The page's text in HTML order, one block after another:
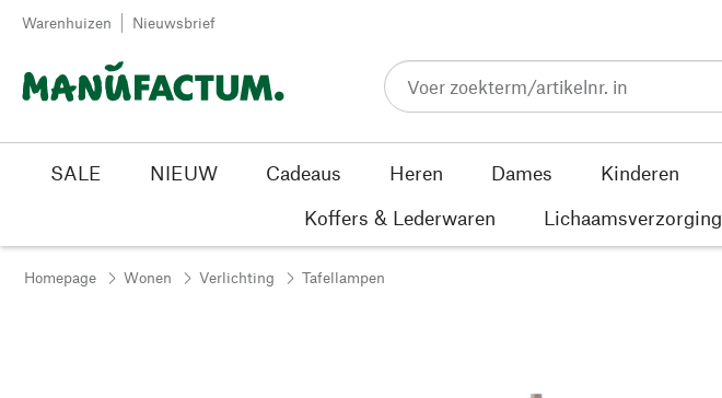
Passer au contenu
Warenhuizen Nieuwsbrief
SALE NIEUW Cadeaus Heren Dames Kinderen
Koffers & Lederwaren
Lichaamsverzorging
Homepage Wonen Verlichting Tafellampen